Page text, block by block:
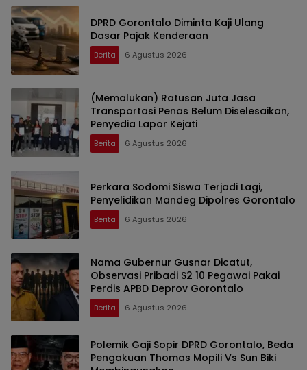
DPRD Gorontalo Diminta Kaji Ulang
Dasar Pajak Kenderaan
Berita 6 Agustus 2026
(Memalukan) Ratusan Juta Jasa
Transportasi Penas Belum Diselesaikan,
Penyedia Lapor Kejati
Berita 6 Agustus 2026
Perkara Sodomi Siswa Terjadi Lagi,
Penyelidikan Mandeg Dipolres Gorontalo
Berita 6 Agustus 2026
Nama Gubernur Gusnar Dicatut,
Observasi Pribadi S2 10 Pegawai Pakai
Perdis APBD Deprov Gorontalo
Berita 6 Agustus 2026
Polemik Gaji Sopir DPRD Gorontalo, Beda
Pengakuan Thomas Mopili Vs Sun Biki